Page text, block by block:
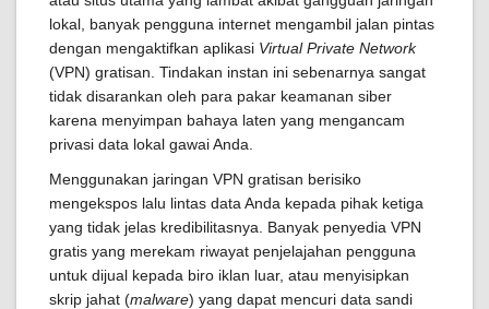
lokal, banyak pengguna internet mengambil jalan pintas
dengan mengaktifkan aplikasi Virtual Private Network
(VPN) gratisan. Tindakan instan ini sebenarnya sangat
tidak disarankan oleh para pakar keamanan siber
karena menyimpan bahaya laten yang mengancam
privasi data lokal gawai Anda.
Menggunakan jaringan VPN gratisan berisiko
mengekspos lalu lintas data Anda kepada pihak ketiga
yang tidak jelas kredibilitasnya. Banyak penyedia VPN
gratis yang merekam riwayat penjelajahan pengguna
untuk dijual kepada biro iklan luar, atau menyisipkan
skrip jahat (malware) yang dapat mencuri data sandi